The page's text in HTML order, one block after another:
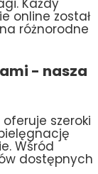
online został
różnorodne
- nasza
szeroki
Wśród
dostępnych